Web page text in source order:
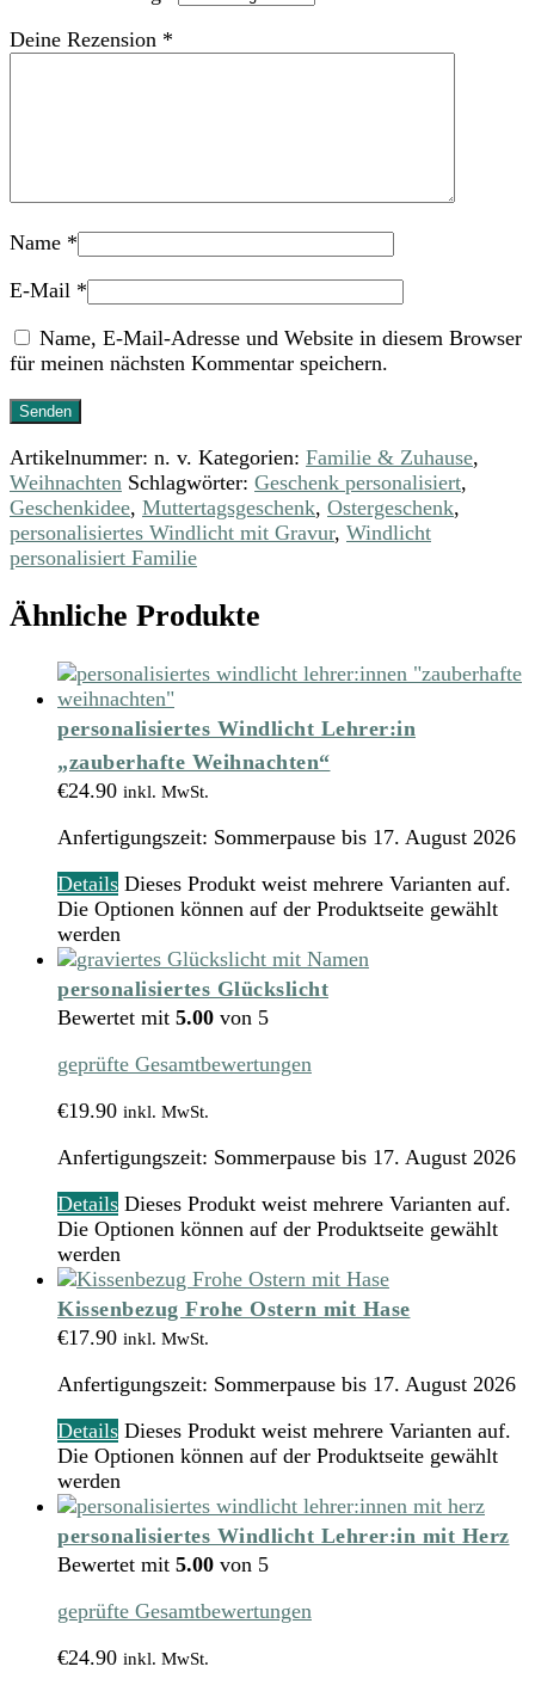
Deine Rezension *
Name *
E-Mail *
Name, E-Mail-Adresse und Website in diesem Browser
für meinen nächsten Kommentar speichern.
Artikelnummer: n. v. Kategorien: Familie & Zuhause,
Weihnachten Schlagwörter: Geschenk personalisiert,
Geschenkidee, Muttertagsgeschenk, Ostergeschenk,
personalisiertes Windlicht mit Gravur, Windlicht
personalisiert Familie
Ähnliche Produkte
personalisiertes Windlicht Lehrer:in
„zauberhafte Weihnachten“
€24.90 inkl. MwSt.
Anfertigungszeit: Sommerpause bis 17. August 2026
Details Dieses Produkt weist mehrere Varianten auf.
Die Optionen können auf der Produktseite gewählt
werden
personalisiertes Glückslicht
Bewertet mit 5.00 von 5
geprüfte Gesamtbewertungen
€19.90 inkl. MwSt.
Anfertigungszeit: Sommerpause bis 17. August 2026
Details Dieses Produkt weist mehrere Varianten auf.
Die Optionen können auf der Produktseite gewählt
werden
Kissenbezug Frohe Ostern mit Hase
€17.90 inkl. MwSt.
Anfertigungszeit: Sommerpause bis 17. August 2026
Details Dieses Produkt weist mehrere Varianten auf.
Die Optionen können auf der Produktseite gewählt
werden
personalisiertes Windlicht Lehrer:in mit Herz
Bewertet mit 5.00 von 5
geprüfte Gesamtbewertungen
€24.90 inkl. MwSt.